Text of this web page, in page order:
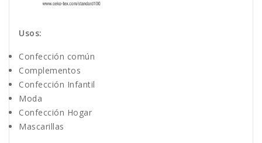
Usos:
Confección común
Complementos
Confección Infantil
Moda
Confección Hogar
Mascarillas